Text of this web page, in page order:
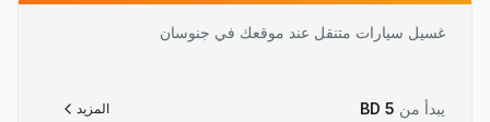
غسيل سيارات متنقل عند موقعك في جنوسان
يبدأ من BD 5 المزيد